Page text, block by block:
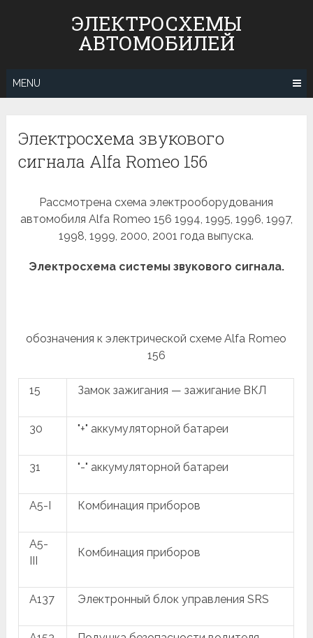
ЭЛЕКТРОСХЕМЫ
АВТОМОБИЛЕЙ
MENU
Электросхема звукового
сигнала Alfa Romeo 156
Рассмотрена схема электрооборудования
автомобиля Alfa Romeo 156 1994, 1995, 1996, 1997,
1998, 1999, 2000, 2001 года выпуска.
Электросхема системы звукового сигнала.
обозначения к электрической схеме Alfa Romeo
156
15 Замок зажигания — зажигание ВКЛ
30 "+" аккумуляторной батареи
31 "-" аккумуляторной батареи
A5-I Комбинация приборов
A5-
Комбинация приборов
A137 Электронный блок управления SRS